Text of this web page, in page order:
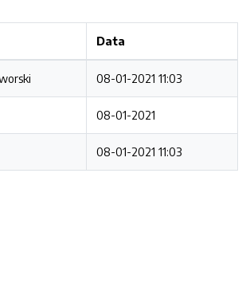
Data
08-01-2021 11:03
08-01-2021
08-01-2021 11:03